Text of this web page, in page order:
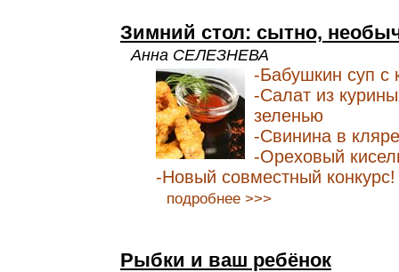
Зимний стол: сытно,
Анна СЕЛЕЗНЕВА
-Бабушкин суп с
-Салат из
зеленью
-Свинина в кляре
-Ореховый
-Новый совместный конкурс!
подробнее >>>
Рыбки и ваш ребёнок